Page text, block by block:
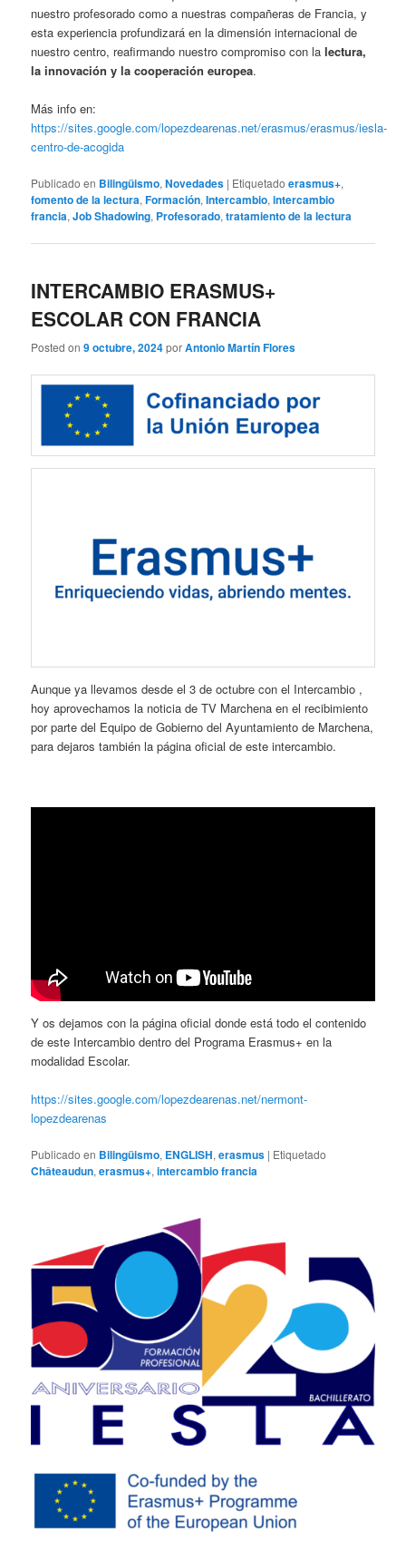
nuestro profesorado como a nuestras compañeras de Francia, y
esta experiencia profundizará en la dimensión internacional de
nuestro centro, reafirmando nuestro compromiso con lalectura,
la innovación y la cooperación europea.
Más info en:
https://sites.google.com/lopezdearenas.net/erasmus/erasmus/iesla-
centro-de-acogida
Publicado en Bilingüismo,Novedades | Etiquetado erasmus+,
fomento de la lectura,Formación,Intercambio,intercambio
francia,Job Shadowing, Profesorado,tratamiento de la lectura
INTERCAMBIO ERASMUS+
ESCOLAR CON FRANCIA
Posted on9 octubre, 2024porAntonio Martín Flores
Aunque ya llevamos desde el 3 de octubre con el Intercambio ,
hoy aprovechamos la noticia de TV Marchena en el recibimiento
por parte del Equipo de Gobierno del Ayuntamiento de Marchena,
para dejaros también la página oficial de este intercambio.
Y os dejamos con la página oficial donde está todo el contenido
de este Intercambio dentro del Programa Erasmus+ en la
modalidad Escolar.
https://sites.google.com/lopezdearenas.net/nermont-
lopezdearenas
Publicado en Bilingüismo, ENGLISH,erasmus | Etiquetado
Châteaudun,erasmus+,intercambio francia